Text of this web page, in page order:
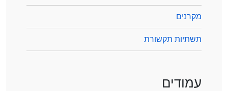
מקרנים
תשתיות תקשורת
עמודים